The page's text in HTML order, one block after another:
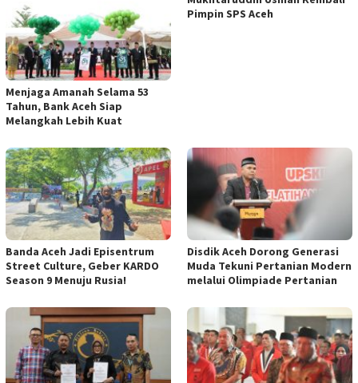
Menjaga Amanah Selama 53
Tahun, Bank Aceh Siap
Melangkah Lebih Kuat
Pimpin SPS Aceh
Banda Aceh Jadi Episentrum
Street Culture, Geber KARDO
Season 9 Menuju Rusia!
Disdik Aceh Dorong Generasi
Muda Tekuni Pertanian Modern
melalui Olimpiade Pertanian